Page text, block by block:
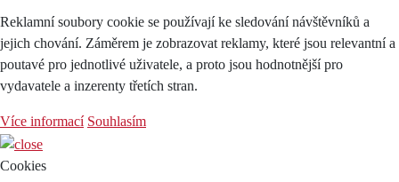
Reklamní soubory cookie se používají ke sledování návštěvníků a
jejich chování. Záměrem je zobrazovat reklamy, které jsou relevantní a
poutavé pro jednotlivé uživatele, a proto jsou hodnotnější pro
vydavatele a inzerenty třetích stran.
Více informací Souhlasím
Cookies